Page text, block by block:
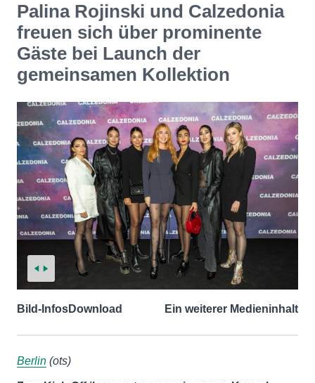
Palina Rojinski und Calzedonia
freuen sich über prominente
Gäste bei Launch der
gemeinsamen Kollektion
Bild-InfosDownload Ein weiterer Medieninhalt
Berlin (ots)